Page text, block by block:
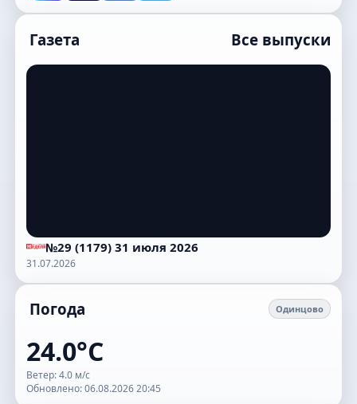
Газета Все выпуски
№29 (1179) 31 июля 2026
31.07.2026
Погода Одинцово
24.0°C
Ветер: 4.0 м/с
Обновлено: 06.08.2026 20:45